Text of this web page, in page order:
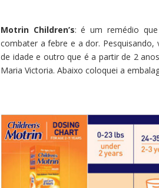
Motrin Children’s: é um remédio
combater a febre e a dor.
de idade e outro que é a partir de 2
Maria Victoria. Abaixo coloquei a